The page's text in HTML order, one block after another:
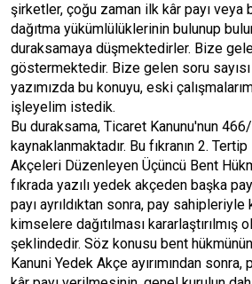
şirketler, çoğu zaman ilk kâr payı veya
dağıtma yükümlülüklerinin bulunup
duraksamaya düşmektedirler. Bize
göstermektedir. Bize gelen soru
yazımızda bu konuyu, eski
işleyelim istedik.
Bu duraksama, Ticaret Kanunu'nun
kaynaklanmaktadır. Bu fıkranın 2.
Akçeleri Düzenleyen Üçüncü Bent
fıkrada yazılı yedek akçeden başka
payı ayrıldıktan sonra, pay
kimselere dağıtılması kararlaştırılmış
şeklindedir. Söz konusu bent
Kanuni Yedek Akçe ayırımından